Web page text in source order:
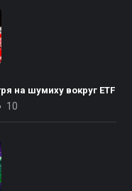
на шумиху вокруг ETF
10